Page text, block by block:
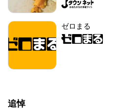
ゼロまる
追悼